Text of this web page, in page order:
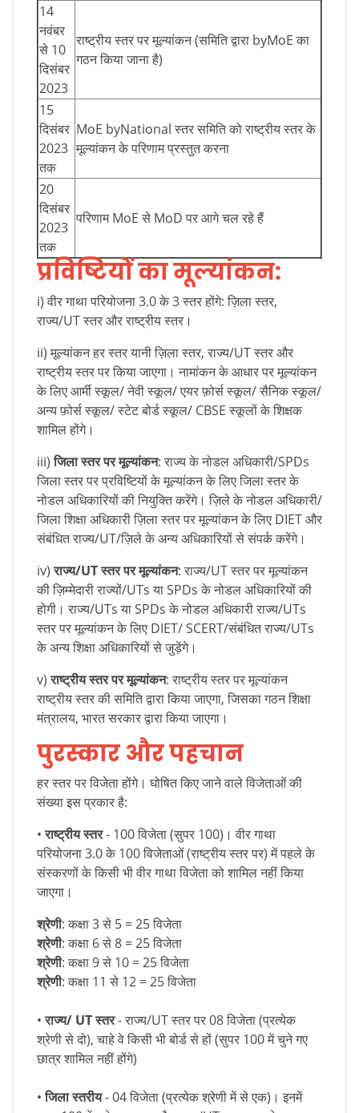
14
नवंबर
से 10
दिसंबर
2023
राष्ट्रीय स्तर पर मूल्यांकन (समिति द्वारा byMoE का
गठन किया जाना है)
15
दिसंबर
2023
तक
MoE byNational स्तर समिति को राष्ट्रीय स्तर के
मूल्यांकन के परिणाम प्रस्तुत करना
20
दिसंबर
2023
तक
परिणाम MoE से MoD पर आगे चल रहे हैं
प्रविष्टियों का मूल्यांकन:
i) वीर गाथा परियोजना 3.0 के 3 स्तर होंगे: ज़िला स्तर,
राज्य/UT स्तर और राष्ट्रीय स्तर।
ii) मूल्यांकन हर स्तर यानी ज़िला स्तर, राज्य/UT स्तर और
राष्ट्रीय स्तर पर किया जाएगा। नामांकन के आधार पर मूल्यांकन
के लिए आर्मी स्कूल/ नेवी स्कूल/ एयर फ़ोर्स स्कूल/ सैनिक स्कूल/
अन्य फ़ोर्स स्कूल/ स्टेट बोर्ड स्कूल/ CBSE स्कूलों के शिक्षक
शामिल होंगे।
iii)जिला स्तर पर मूल्यांकन: राज्य के नोडल अधिकारी/SPDs
जिला स्तर पर प्रविष्टियों के मूल्यांकन के लिए जिला स्तर के
नोडल अधिकारियों की नियुक्ति करेंगे। ज़िले के नोडल अधिकारी/
जिला शिक्षा अधिकारी ज़िला स्तर पर मूल्यांकन के लिए DIET और
संबंधित राज्य/UT/ज़िले के अन्य अधिकारियों से संपर्क करेंगे।
iv)राज्य/UT स्तर पर मूल्यांकन: राज्य/UT स्तर पर मूल्यांकन
की ज़िम्मेदारी राज्यों/UTs या SPDs के नोडल अधिकारियों की
होगी। राज्य/UTs या SPDs के नोडल अधिकारी राज्य/UTs
स्तर पर मूल्यांकन के लिए DIET/ SCERT/संबंधित राज्य/UTs
के अन्य शिक्षा अधिकारियों से जुड़ेंगे।
v)राष्ट्रीय स्तर पर मूल्यांकन: राष्ट्रीय स्तर पर मूल्यांकन
राष्ट्रीय स्तर की समिति द्वारा किया जाएगा, जिसका गठन शिक्षा
मंत्रालय, भारत सरकार द्वारा किया जाएगा।
पुरस्कार और पहचान
हर स्तर पर विजेता होंगे। घोषित किए जाने वाले विजेताओं की
संख्या इस प्रकार है:
•राष्ट्रीय स्तर- 100 विजेता (सुपर 100)। वीर गाथा
परियोजना 3.0 के 100 विजेताओं (राष्ट्रीय स्तर पर) में पहले के
संस्करणों के किसी भी वीर गाथा विजेता को शामिल नहीं किया
जाएगा।
श्रेणी: कक्षा 3 से 5 = 25 विजेता
श्रेणी: कक्षा 6 से 8 = 25 विजेता
श्रेणी: कक्षा 9 से 10 = 25 विजेता
श्रेणी: कक्षा 11 से 12 = 25 विजेता
•राज्य/ UT स्तर- राज्य/UT स्तर पर 08 विजेता (प्रत्येक
श्रेणी से दो), चाहे वे किसी भी बोर्ड से हों (सुपर 100 में चुने गए
छात्र शामिल नहीं होंगे)
•जिला स्तरीय- 04 विजेता (प्रत्येक श्रेणी में से एक)। इनमें